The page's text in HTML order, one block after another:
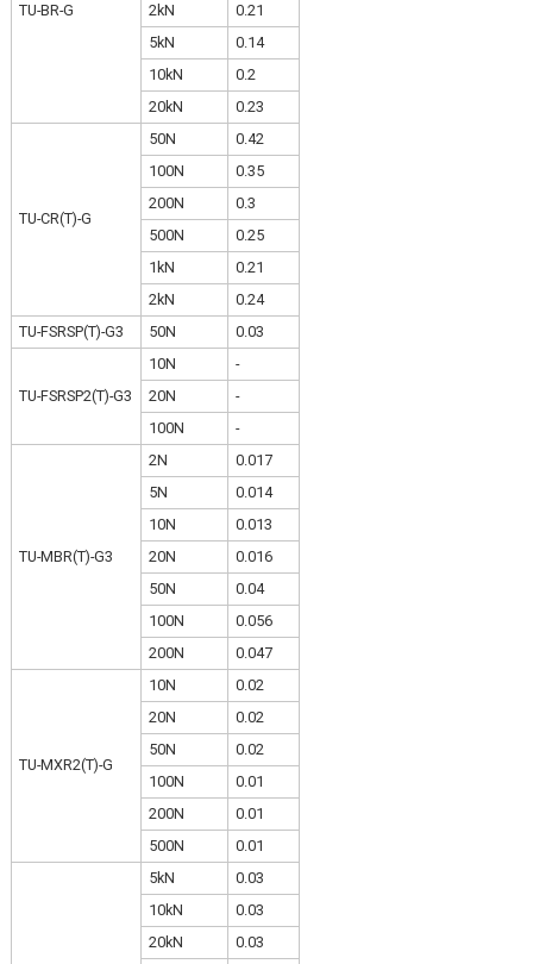
TU-BR-G
2kN
0.21
5kN
0.14
10kN
0.2
20kN
0.23
TU-CR(T)-G
50N
0.42
100N
0.35
200N
0.3
500N
0.25
1kN
0.21
2kN
0.24
TU-FSRSP(T)-G3
50N 0.03
TU-FSRSP2(T)-G3
10N
-
20N
-
100N
-
TU-MBR(T)-G3
2N
0.017
5N
0.014
10N
0.013
20N
0.016
50N
0.04
100N
0.056
200N
0.047
TU-MXR2(T)-G
10N
0.02
20N
0.02
50N
0.02
100N
0.01
200N
0.01
500N
0.01
5kN
0.03
10kN
0.03
20kN
0.03